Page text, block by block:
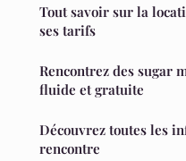
Tout savoir sur la
ses tarifs
Rencontrez des sugar
fluide et gratuite
Découvrez toutes les
rencontre